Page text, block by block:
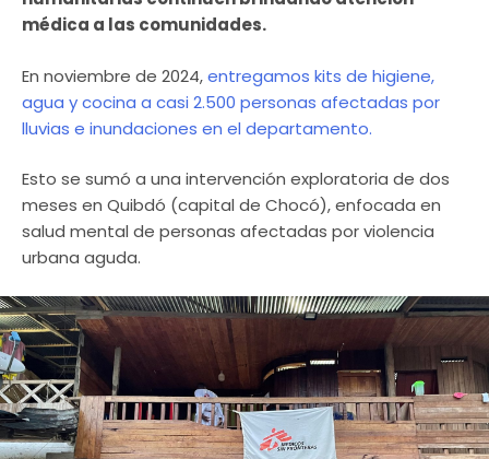
médica a las comunidades.
En noviembre de 2024,entregamos kits de higiene,
agua y cocina a casi 2.500 personas afectadas por
lluvias e inundaciones en el departamento.
Esto se sumó a una intervención exploratoria de dos
meses en Quibdó (capital de Chocó), enfocada en
salud mental de personas afectadas por violencia
urbana aguda.